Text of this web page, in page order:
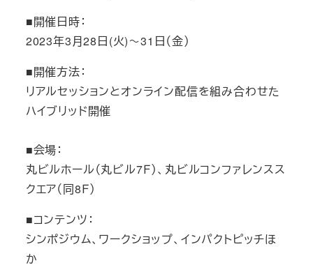
■開催日時：
2023年3月28日(火)～31日（金）
■開催方法：
リアルセッションとオンライン配信を組み合わせた
ハイブリッド開催
■会場：
丸ビルホール（丸ビル7Ｆ）、丸ビルコンファレンスス
クエア（同8Ｆ）
■コンテンツ：
シンポジウム、ワークショップ、インパクトピッチほ
か